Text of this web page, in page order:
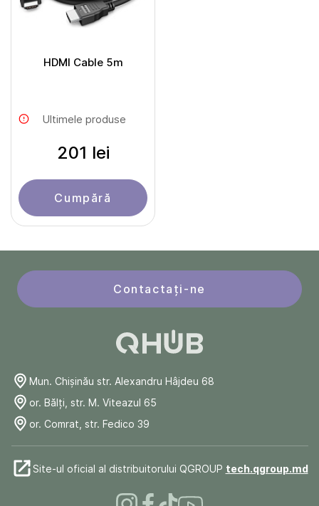
HDMI Cable 5m
Ultimele produse
201 lei
Cumpără
Contactați-ne
Mun. Chişinău str. Alexandru Hâjdeu 68
or. Bălți, str. M. Viteazul 65
or. Comrat, str. Fedico 39
Site-ul oficial al distribuitorului QGROUP tech.qgroup.md